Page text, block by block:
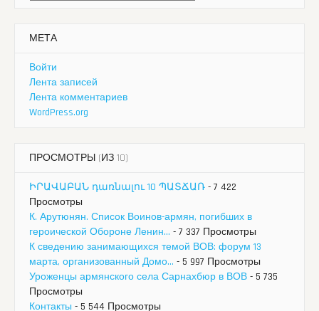
МЕТА
Войти
Лента записей
Лента комментариев
WordPress.org
ПРОСМОТРЫ (ИЗ 10)
ԻՐԱՎԱԲԱՆ դառնալու 10 ՊԱՏՃԱՌ - 7 422
Просмотры
К. Арутюнян. Список Воинов-армян, погибших в
героической Обороне Ленин... - 7 337 Просмотры
К сведению занимающихся темой ВОВ: форум 13
марта, организованный Домо... - 5 997 Просмотры
Уроженцы армянского села Сарнахбюр в ВОВ - 5 735
Просмотры
Контакты - 5 544 Просмотры